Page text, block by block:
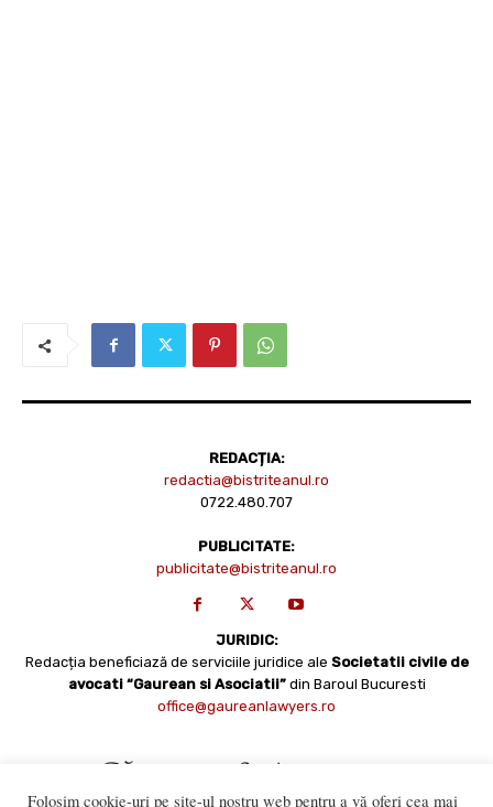
REDACȚIA:
redactia@bistriteanul.ro
0722.480.707
PUBLICITATE:
publicitate@bistriteanul.ro
JURIDIC:
Redacția beneficiază de serviciile juridice ale Societatii civile de
avocati “Gaurean si Asociatii” din Baroul Bucuresti
office@gaureanlawyers.ro
Folosim cookie-uri pe site-ul nostru web pentru a vă oferi cea mai